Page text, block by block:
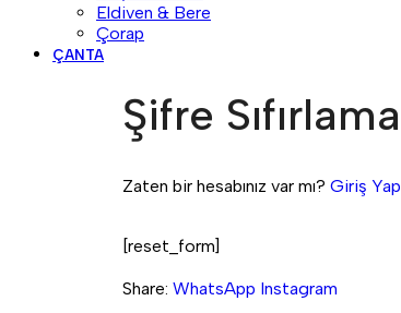
Eldiven & Bere
Çorap
ÇANTA
Şifre Sıfırlama
Zaten bir hesabınız var mı? Giriş Yap
[reset_form]
Share: WhatsApp Instagram